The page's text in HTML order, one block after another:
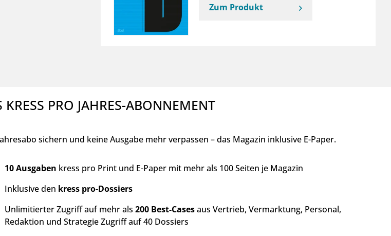
Zum Produkt
KRESS PRO JAHRES-ABONNEMENT
sichern und keine Ausgabe mehr verpassen – das Magazin inklusive E-Paper.
10 Ausgaben kress pro Print und E-Paper mit mehr als 100 Seiten je Magazin
Inklusive den kress pro-Dossiers
Unlimitierter Zugriff auf mehr als 200 Best-Casesaus Vertrieb, Vermarktung, Personal,
Redaktion und Strategie Zugriff auf 40 Dossiers